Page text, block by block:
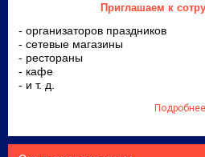
Приглашаем к
- организаторов праздников
- сетевые магазины
- рестораны
- кафе
- и т. д.
Подробнее